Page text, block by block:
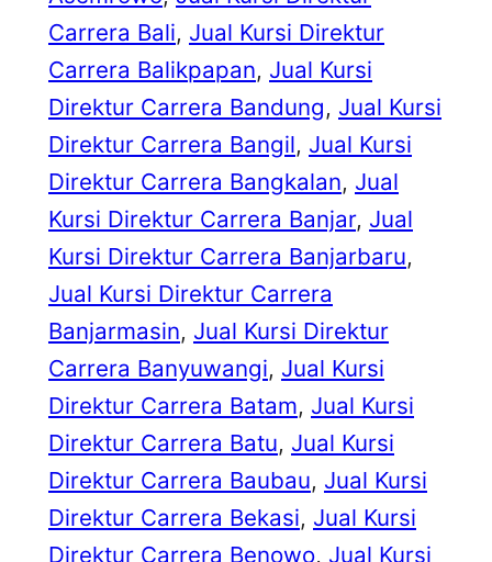
Carrera Bali, Jual Kursi Direktur
Carrera Balikpapan, Jual Kursi
Direktur Carrera Bandung, Jual Kursi
Direktur Carrera Bangil, Jual Kursi
Direktur Carrera Bangkalan, Jual
Kursi Direktur Carrera Banjar, Jual
Kursi Direktur Carrera Banjarbaru
Jual Kursi Direktur Carrera
Banjarmasin, Jual Kursi Direktur
Carrera Banyuwangi, Jual Kursi
Direktur Carrera Batam, Jual Kursi
Direktur Carrera Batu, Jual Kursi
Direktur Carrera Baubau, Jual Kursi
Direktur Carrera Bekasi, Jual Kursi
Direktur Carrera Benowo, Jual Kursi